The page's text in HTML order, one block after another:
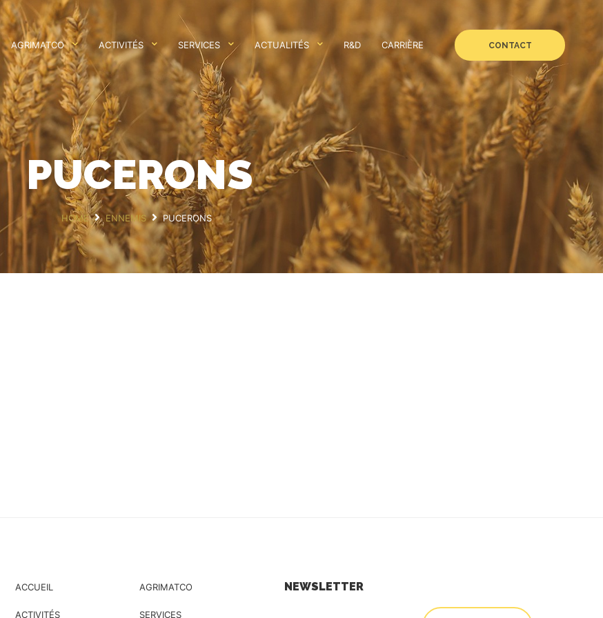
AGRIMATCO ACTIVITÉS SERVICES ACTUALITÉS R&D CARRIÈRE CONTACT
PUCERONS
HOME ENNEMIS PUCERONS
ACCUEIL AGRIMATCO
ACTIVITÉS SERVICES
NEWSLETTER